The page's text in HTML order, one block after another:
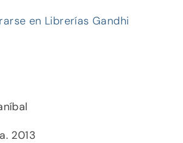
en Librerías Gandhi
2013